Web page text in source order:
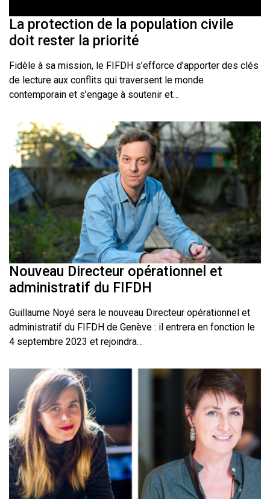
La protection de la population civile
doit rester la priorité
Fidèle à sa mission, le FIFDH s’efforce d’apporter des clés
de lecture aux conflits qui traversent le monde
contemporain et s’engage à soutenir et…
Nouveau Directeur opérationnel et
administratif du FIFDH
Guillaume Noyé sera le nouveau Directeur opérationnel et
administratif du FIFDH de Genève : il entrera en fonction le
4 septembre 2023 et rejoindra…